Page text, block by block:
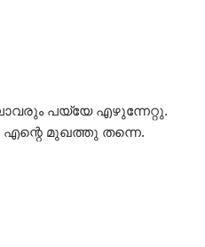
പയ്യേ എഴുന്നേറ്റു.
മുഖത്തു തന്നെ.